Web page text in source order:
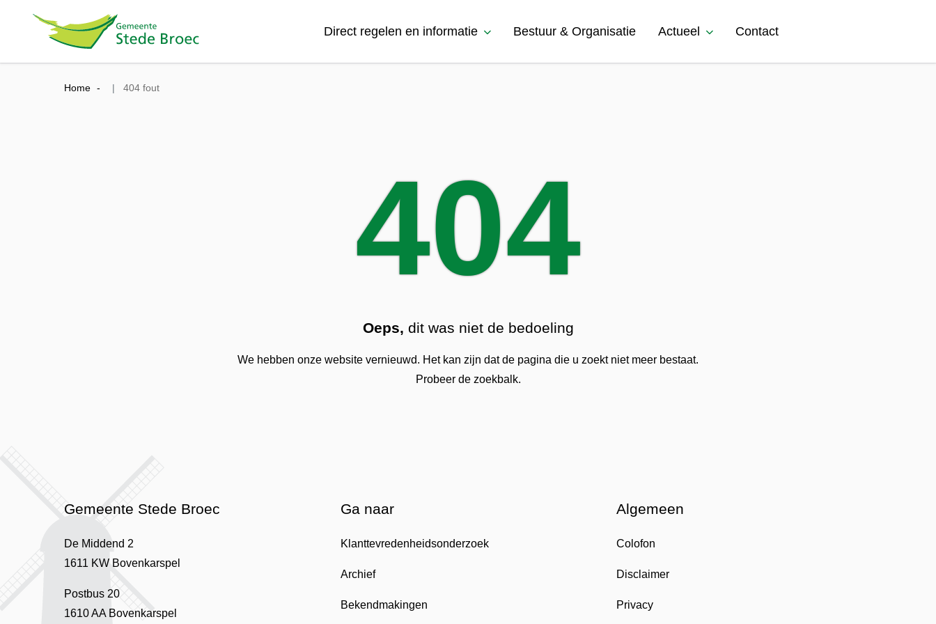
Direct regelen en informatie Bestuur & Organisatie Actueel Contact
Home 404 fout
404
Oeps, dit was niet de bedoeling
We hebben onze website vernieuwd. Het kan zijn dat de pagina die u zoekt niet meer bestaat.
Probeer de zoekbalk.
Gemeente Stede Broec
De Middend 2
1611 KW Bovenkarspel
Postbus 20
1610 AA Bovenkarspel
Ga naar
Klanttevredenheidsonderzoek
Archief
Bekendmakingen
Algemeen
Colofon
Disclaimer
Privacy